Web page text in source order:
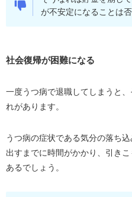
職業訓練を受ける
地域障害者職業センタ
障害者就業・生活支援
うつ病で退職するときによ
うつ病で退職するのは
うつ病で退職しても失
が不安定になることは否
社会復帰が困難になる
一度うつ病で退職してしまうと
れがあります。
うつ病の症状である気分の落ち
出すまでに時間がかかり、引き
あるでしょう。